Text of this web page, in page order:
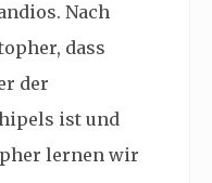
Nach
dass
der
ist und
lernen wir